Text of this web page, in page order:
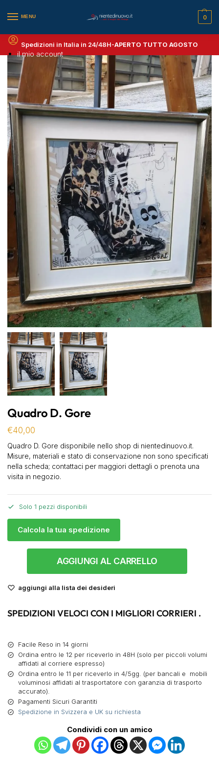
MENU
il mio account
0
Spedizioni in Italia in 24/48H-APERTO TUTTO AGOSTO
Quadro D. Gore
€40,00
Quadro D. Gore disponibile nello shop di nientedinuovo.it.
Misure, materiali e stato di conservazione non sono specificati
nella scheda; contattaci per maggiori dettagli o prenota una
visita in negozio.
Solo 1 pezzi disponibili
Calcola la tua spedizione
AGGIUNGI AL CARRELLO
aggiungi alla lista dei desideri
SPEDIZIONI VELOCI CON I MIGLIORI CORRIERI .
Facile Reso in 14 giorni
Ordina entro le 12 per riceverlo in 48H (solo per piccoli volumi
affidati al corriere espresso)
Ordina entro le 11 per riceverlo in 4/5gg. (per bancali e mobili
voluminosi affidati al trasportatore con garanzia di trasporto
accurato).
Pagamenti Sicuri Garantiti
Spedizione in Svizzera e UK su richiesta
Condividi con un amico